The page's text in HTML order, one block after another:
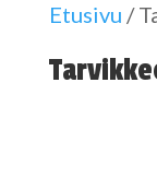
Etusivu /